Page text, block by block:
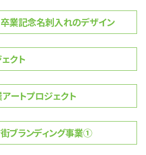
業記念名刺入れのデザイン
クト
ートプロジェクト
ブランディング事業①